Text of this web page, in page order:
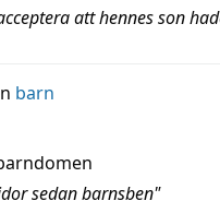
att hennes son
barn
sedan barnsben"